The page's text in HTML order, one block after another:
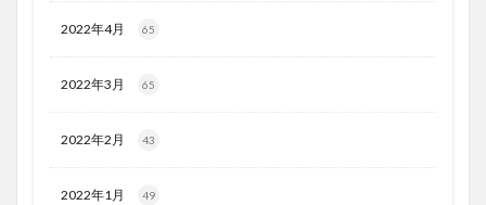
2022年4月 65
2022年3月 65
2022年2月 43
2022年1月 49